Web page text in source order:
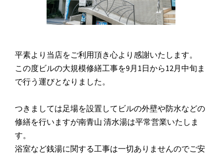
平素より当店をご利用頂き心より感謝いたします。
この度ビルの大規模修繕工事を9月1日から12月中旬ま
で行う運びとなりました。
つきましては足場を設置してビルの外壁や防水などの
修繕を行いますが南青山 清水湯は平常営業いたしま
す。
浴室など銭湯に関する工事は一切ありませんのでご安